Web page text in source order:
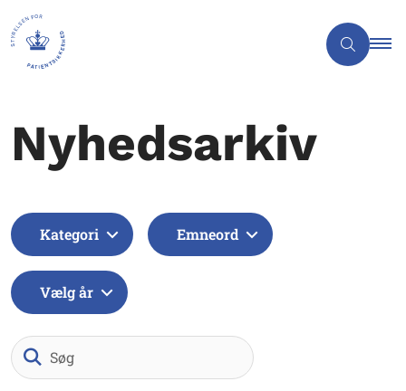
Nyhedsarkiv
Kategori Emneord
Vælg år